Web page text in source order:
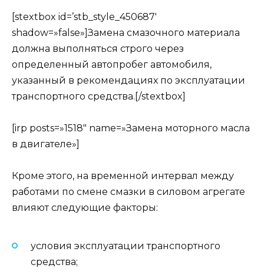
[stextbox id=’stb_style_450687′
shadow=»false»]Замена смазочного материала
должна выполняться строго через
определенный автопробег автомобиля,
указанный в рекомендациях по эксплуатации
транспортного средства.[/stextbox]
[irp posts=»1518″ name=»Замена моторного масла
в двигателе»]
Кроме этого, на временной интервал между
работами по смене смазки в силовом агрегате
влияют следующие факторы:
условия эксплуатации транспортного
средства;